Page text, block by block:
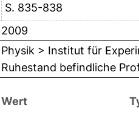
S. 835-838
2009
Physik > Institut für
Ruhestand befindliche
Wert